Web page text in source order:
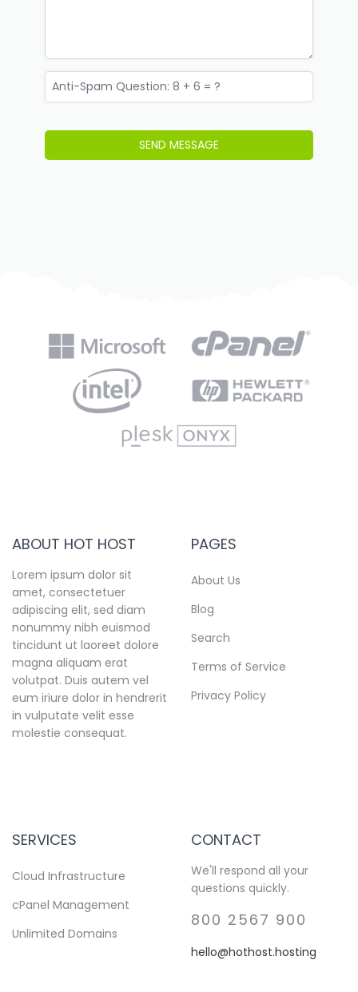
ABOUT HOT HOST
Lorem ipsum dolor sit
amet, consectetuer
adipiscing elit, sed diam
nonummy nibh euismod
tincidunt ut laoreet dolore
magna aliquam erat
volutpat. Duis autem vel
eum iriure dolor in hendrerit
in vulputate velit esse
molestie consequat.
PAGES
About Us
Blog
Search
Terms of Service
Privacy Policy
SERVICES
Cloud Infrastructure
cPanel Management
Unlimited Domains
CONTACT
We'll respond all your
questions quickly.
800 2567 900
hello@hothost.hosting